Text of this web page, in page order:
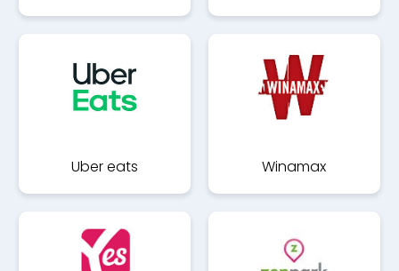
Uber eats Winamax